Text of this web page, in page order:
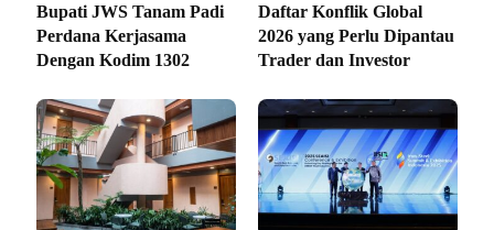
Bupati JWS Tanam Padi
Perdana Kerjasama
Dengan Kodim 1302
Daftar Konflik Global
2026 yang Perlu Dipantau
Trader dan Investor